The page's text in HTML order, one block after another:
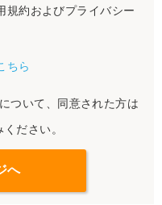
規約およびプライバシー
ちら
ついて、同意された方は
ださい。